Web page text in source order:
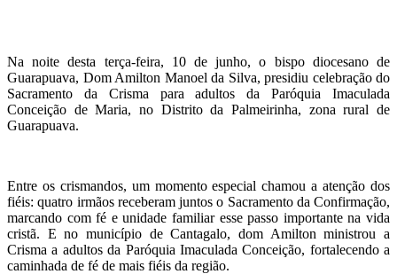
Na noite desta terça-feira, 10 de junho, o bispo diocesano de
Guarapuava, Dom Amilton Manoel da Silva, presidiu celebração do
Sacramento da Crisma para adultos da Paróquia Imaculada
Conceição de Maria, no Distrito da Palmeirinha, zona rural de
Guarapuava.
Entre os crismandos, um momento especial chamou a atenção dos
fiéis: quatro irmãos receberam juntos o Sacramento da Confirmação,
marcando com fé e unidade familiar esse passo importante na vida
cristã. E no município de Cantagalo, dom Amilton ministrou a
Crisma a adultos da Paróquia Imaculada Conceição, fortalecendo a
caminhada de fé de mais fiéis da região.